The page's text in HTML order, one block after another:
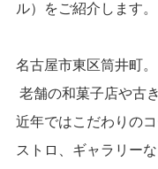
ル）をご紹介します。
名古屋市東区筒井町。
老舗の和菓子店や古
近年ではこだわりの
ストロ、ギャラリーな